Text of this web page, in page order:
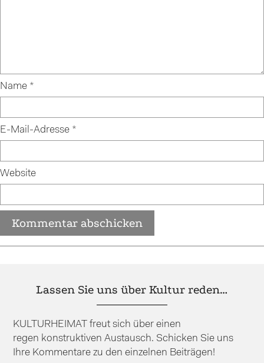
Name *
E-Mail-Adresse *
Website
Lassen Sie uns über Kultur reden…
KULTURHEIMAT freut sich über einen
regen konstruktiven Austausch. Schicken Sie uns
Ihre Kommentare zu den einzelnen Beiträgen!